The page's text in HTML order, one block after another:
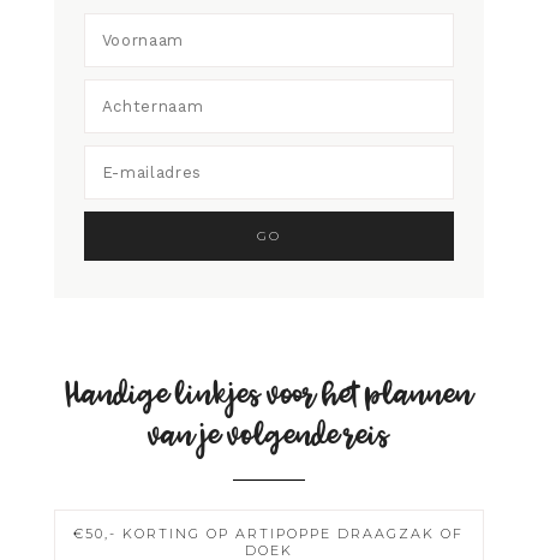
Handige linkjes voor het plannen
van je volgende reis
€50,- KORTING OP ARTIPOPPE DRAAGZAK OF
DOEK